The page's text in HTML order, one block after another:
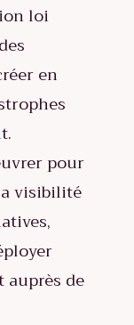
loi
en
pour
visibilité
de